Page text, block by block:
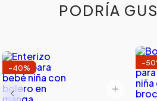
PODRÍA
-40%
-50